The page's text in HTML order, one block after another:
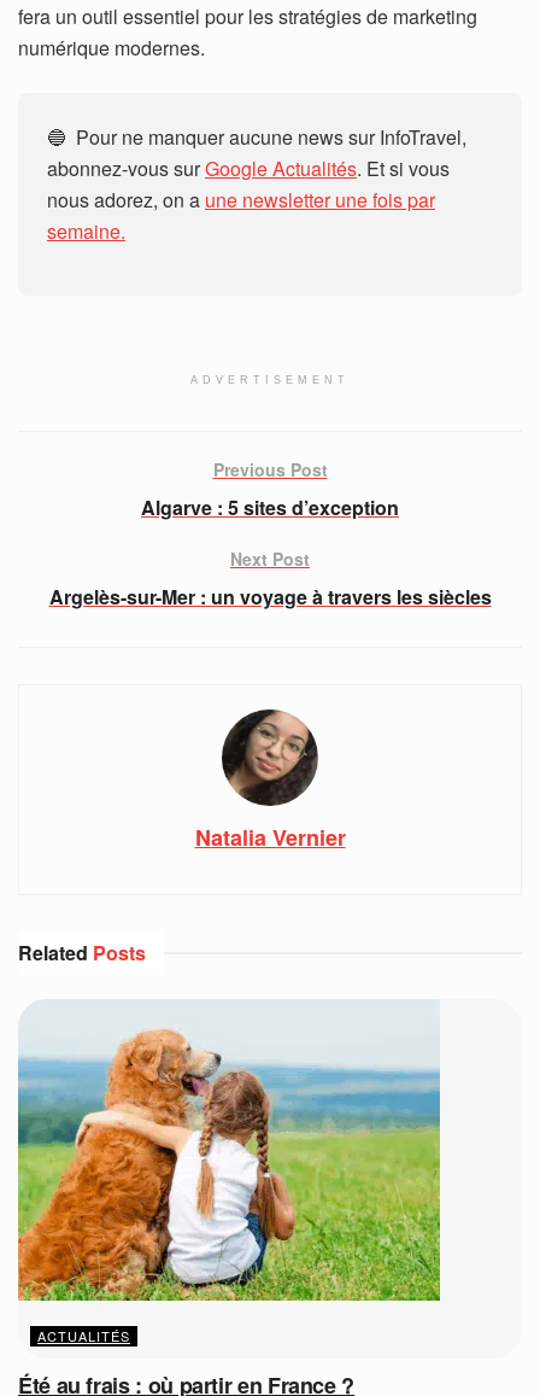
fera un outil essentiel pour les stratégies de marketing
numérique modernes.
🔵 Pour ne manquer aucune news sur InfoTravel,
abonnez-vous surGoogle Actualités. Et si vous
nous adorez, on a une newsletter une fois par
semaine.
ADVERTISEMENT
Previous Post
Algarve : 5 sites d’exception
Next Post
Argelès-sur-Mer : un voyage à travers les siècles
Natalia Vernier
Related Posts
ACTUALITÉS
Été au frais : où partir en France ?